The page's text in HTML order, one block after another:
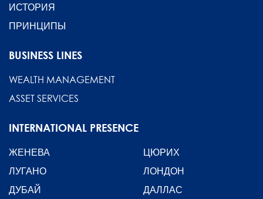
ИСТОРИЯ
ПРИНЦИПЫ
BUSINESS LINES
WEALTH MANAGEMENT
ASSET SERVICES
INTERNATIONAL PRESENCE
ЖЕНЕВА
ЦЮРИХ
ЛУГАНО
ЛОНДОН
ДУБАЙ
ДАЛЛАС